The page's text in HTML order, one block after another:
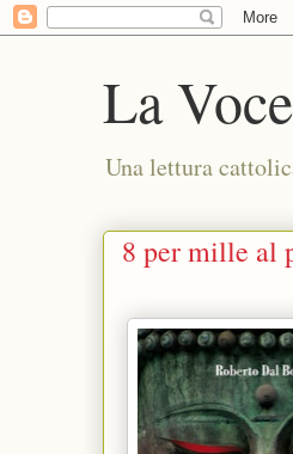
La
Una lettura